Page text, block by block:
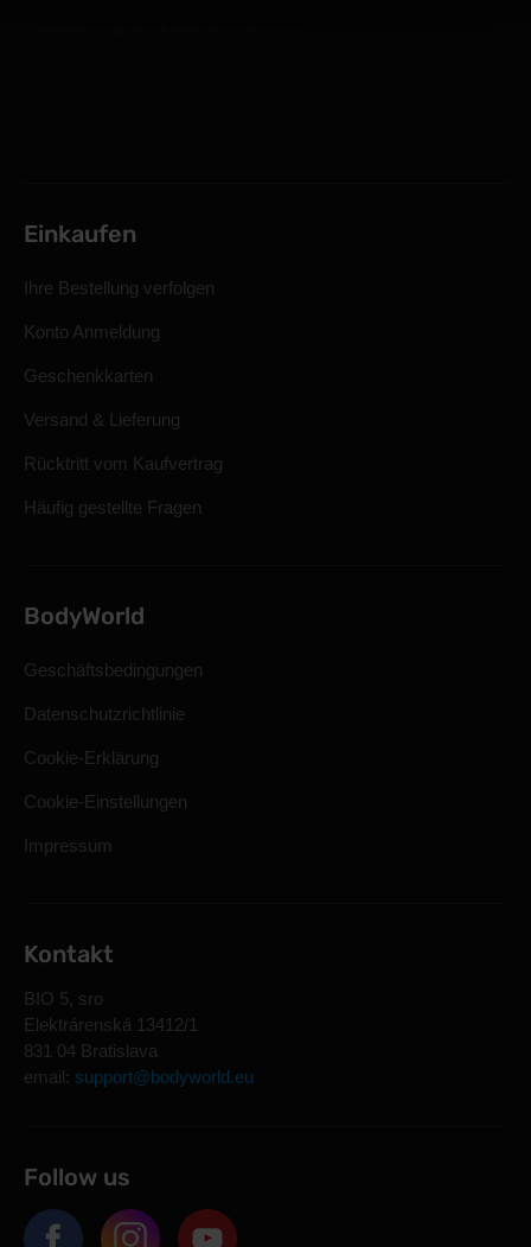
Einkaufen
Ihre Bestellung verfolgen
Konto Anmeldung
Geschenkkarten
Versand & Lieferung
Rücktritt vom Kaufvertrag
Häufig gestellte Fragen
BodyWorld
Geschäftsbedingungen
Datenschutzrichtlinie
Cookie-Erklärung
Cookie-Einstellungen
Impressum
Kontakt
BIO 5, sro
Elektrárenská 13412/1
831 04 Bratislava
email: support@bodyworld.eu
Follow us